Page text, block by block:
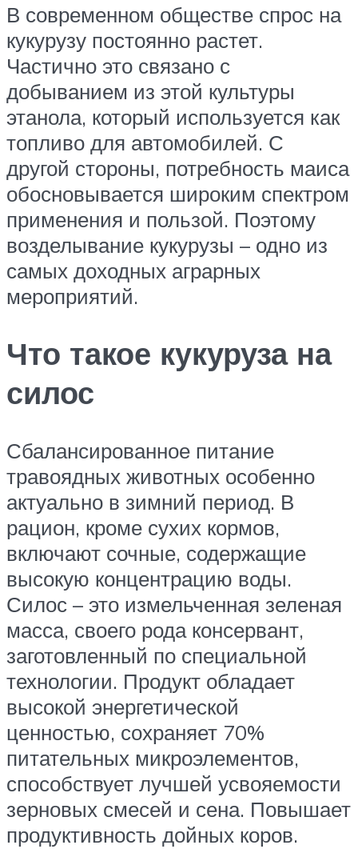
В современном обществе спрос на
кукурузу постоянно растет.
Частично это связано с
добыванием из этой культуры
этанола, который используется как
топливо для автомобилей. С
другой стороны, потребность маиса
обосновывается широким спектром
применения и пользой. Поэтому
возделывание кукурузы – одно из
самых доходных аграрных
мероприятий.
Что такое кукуруза на
силос
Сбалансированное питание
травоядных животных особенно
актуально в зимний период. В
рацион, кроме сухих кормов,
включают сочные, содержащие
высокую концентрацию воды.
Силос – это измельченная зеленая
масса, своего рода консервант,
заготовленный по специальной
технологии. Продукт обладает
высокой энергетической
ценностью, сохраняет 70%
питательных микроэлементов,
способствует лучшей усвояемости
зерновых смесей и сена. Повышает
продуктивность дойных коров.